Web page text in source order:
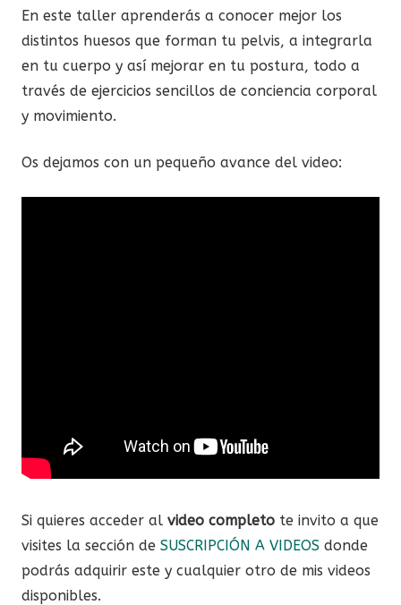
En este taller aprenderás a conocer mejor los
distintos huesos que forman tu pelvis, a integrarla
en tu cuerpo y así mejorar en tu postura, todo a
través de ejercicios sencillos de conciencia corporal
y movimiento.
Os dejamos con un pequeño avance del video:
Si quieres acceder al video completo te invito a que
visites la sección de SUSCRIPCIÓN A VIDEOS donde
podrás adquirir este y cualquier otro de mis videos
disponibles.